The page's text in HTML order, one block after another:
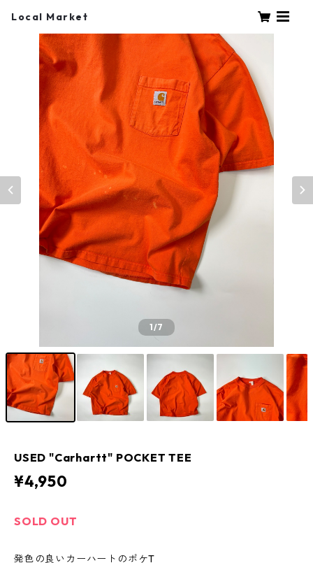
Local Market
1/7
USED "Carhartt" POCKET TEE
¥4,950
SOLD OUT
発色の良いカーハートのポケT